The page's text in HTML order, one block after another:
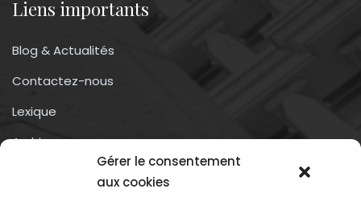
Gérer le consentement
aux cookies
Liens importants
Blog & Actualités
Contactez-nous
Lexique
Archives